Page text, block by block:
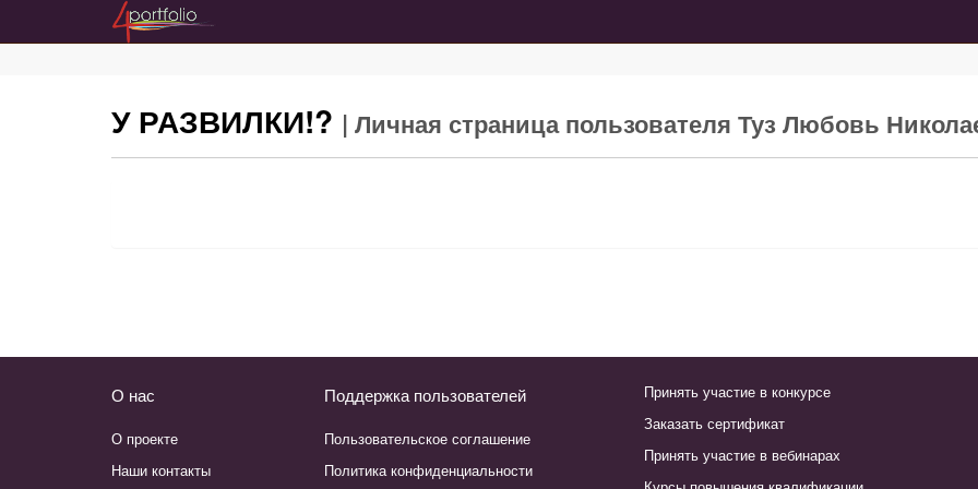
У РАЗВИЛКИ!? | Личная страница пользователя Туз Любовь
О нас
О проекте
Наши контакты
Поддержка пользователей
Пользовательское соглашение
Политика конфиденциальности
Принять участие в конкурсе
Заказать сертификат
Принять участие в вебинарах